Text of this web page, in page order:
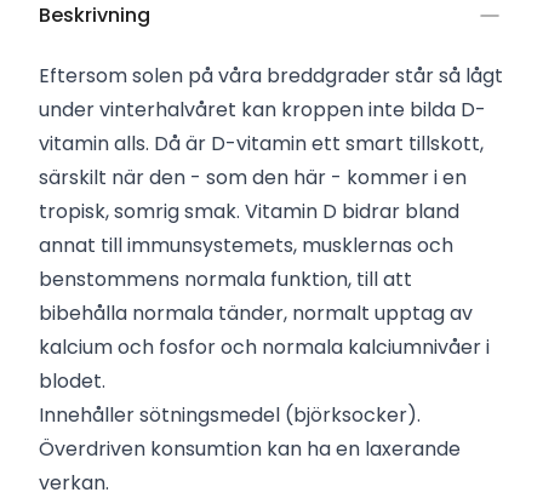
Beskrivning
Eftersom solen på våra breddgrader står så lågt
under vinterhalvåret kan kroppen inte bilda D-
vitamin alls. Då är D-vitamin ett smart tillskott,
särskilt när den - som den här - kommer i en
tropisk, somrig smak. Vitamin D bidrar bland
annat till immunsystemets, musklernas och
benstommens normala funktion, till att
bibehålla normala tänder, normalt upptag av
kalcium och fosfor och normala kalciumnivåer i
blodet.
Innehåller sötningsmedel (björksocker).
Överdriven konsumtion kan ha en laxerande
verkan.